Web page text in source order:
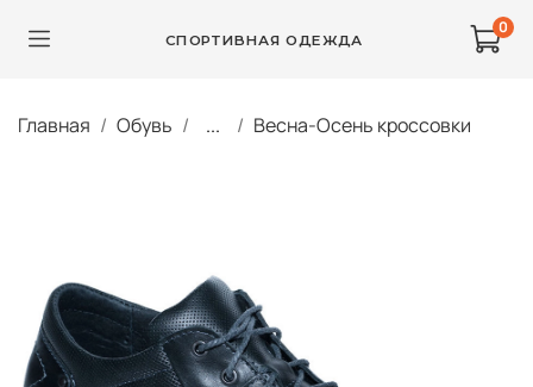
СПОРТИВНАЯ ОДЕЖДА
0
Главная Обувь ... Весна-Осень кроссовки